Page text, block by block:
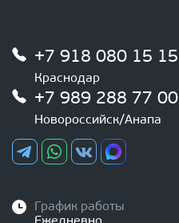
+7 918 080 15 15
Краснодар
+7 989 288 77 00
Новороссийск/Анапа
График работы